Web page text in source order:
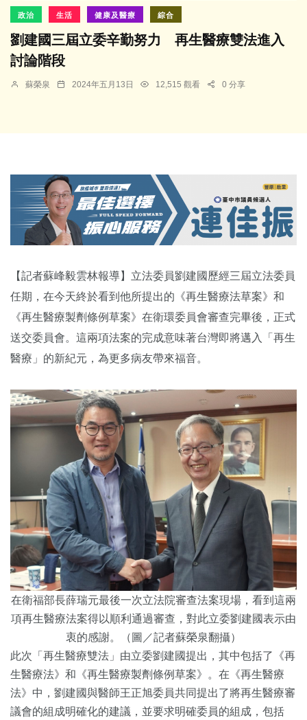
政治 生活 健康及醫療 綜合
劉建國三屆立委辛勤努力 再生醫療雙法進入
討論階段
蘇榮泉 2024年五月13日 12,515 觀看 0 分享
【記者蘇峰毅雲林報導】立法委員劉建國歷經三屆立法委員
任期，在今天終於看到他所提出的《再生醫療法草案》和
《再生醫療製劑條例草案》在衛環委員會審查完畢後，正式
送交委員會。這兩項法案的完成意味著台灣即將邁入「再生
醫療」的新紀元，為更多病友帶來福音。
在衛福部長薛瑞元最後一次立法院審查法案現場，看到這兩
項再生醫療法案得以順利通過審查，對此立委劉建國表示由
衷的感謝。（圖／記者蘇榮泉翻攝）
此次「再生醫療雙法」由立委劉建國提出，其中包括了《再
生醫療法》和《再生醫療製劑條例草案》。在《再生醫療
法》中，劉建國與醫師王正旭委員共同提出了將再生醫療審
議會的組成明確化的建議，並要求明確委員的組成，包括